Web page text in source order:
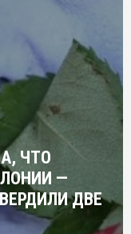
ЧТО
—
ДВЕ